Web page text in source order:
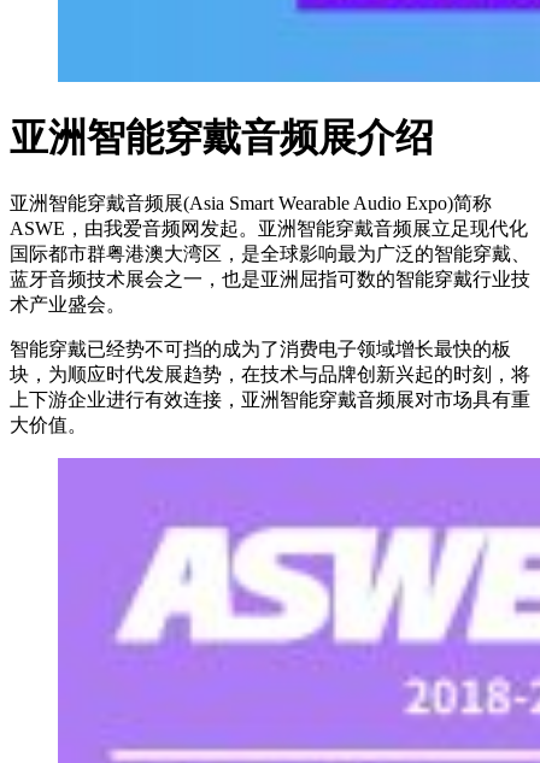
亚洲智能穿戴音频展介绍
亚洲智能穿戴音频展(Asia Smart Wearable Audio Expo)简称
ASWE，由我爱音频网发起。亚洲智能穿戴音频展立足现代化
国际都市群粤港澳大湾区，是全球影响最为广泛的智能穿戴、
蓝牙音频技术展会之一，也是亚洲屈指可数的智能穿戴行业技
术产业盛会。
智能穿戴已经势不可挡的成为了消费电子领域增长最快的板
块，为顺应时代发展趋势，在技术与品牌创新兴起的时刻，将
上下游企业进行有效连接，亚洲智能穿戴音频展对市场具有重
大价值。